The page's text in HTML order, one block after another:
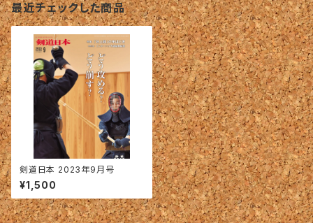
最近チェックした商品
剣道日本 2023年9月号
¥1,500